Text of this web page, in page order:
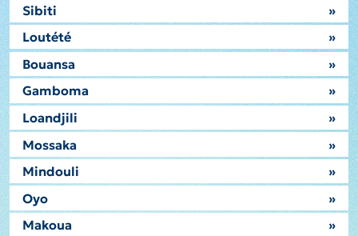
Sibiti
»
Loutété
»
Bouansa
»
Gamboma
»
Loandjili
»
Mossaka
»
Mindouli
»
Oyo
»
Makoua
»